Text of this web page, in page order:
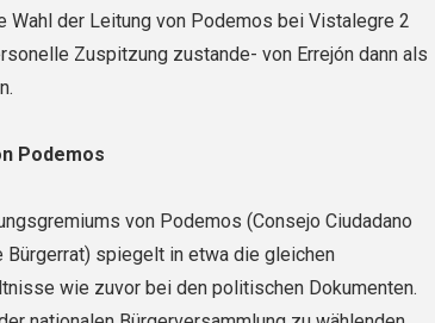
Wahl der Leitung von Podemos bei Vistalegre 2
Zuspitzung zustande- von Errejón dann als
Podemos
von Podemos (Consejo Ciudadano
Bürgerrat) spiegelt in etwa die gleichen
wie zuvor bei den politischen Dokumenten.